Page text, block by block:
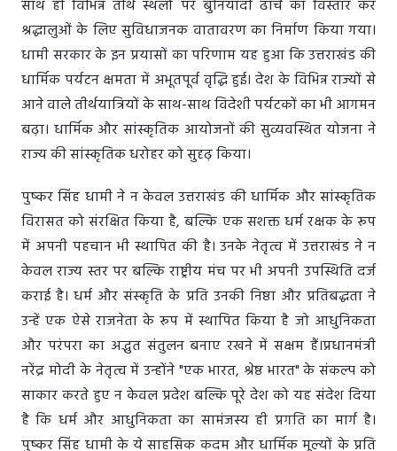
साथ ही विभिन्न तीर्थ स्थलों पर बुनियादी ढांचे का विस्तार कर
श्रद्धालुओं के लिए सुविधाजनक वातावरण का निर्माण किया गया।
धामी सरकार के इन प्रयासों का परिणाम यह हुआ कि उत्तराखंड की
धार्मिक पर्यटन क्षमता में अभूतपूर्व वृद्धि हुई। देश के विभिन्न राज्यों से
आने वाले तीर्थयात्रियों के साथ-साथ विदेशी पर्यटकों का भी आगमन
बढ़ा। धार्मिक और सांस्कृतिक आयोजनों की सुव्यवस्थित योजना ने
राज्य की सांस्कृतिक धरोहर को सुदृढ़ किया।
पुष्कर सिंह धामी ने न केवल उत्तराखंड की धार्मिक और सांस्कृतिक
विरासत को संरक्षित किया है, बल्कि एक सशक्त धर्म रक्षक के रूप
में अपनी पहचान भी स्थापित की है। उनके नेतृत्व में उत्तराखंड ने न
केवल राज्य स्तर पर बल्कि राष्ट्रीय मंच पर भी अपनी उपस्थिति दर्ज
कराई है। धर्म और संस्कृति के प्रति उनकी निष्ठा और प्रतिबद्धता ने
उन्हें एक ऐसे राजनेता के रूप में स्थापित किया है जो आधुनिकता
और परंपरा का अद्भुत संतुलन बनाए रखने में सक्षम हैं।प्रधानमंत्री
नरेंद्र मोदी के नेतृत्व में उन्होंने "एक भारत, श्रेष्ठ भारत" के संकल्प को
साकार करते हुए न केवल प्रदेश बल्कि पूरे देश को यह संदेश दिया
है कि धर्म और आधुनिकता का सामंजस्य ही प्रगति का मार्ग है।
पुष्कर सिंह धामी के ये साहसिक कदम और धार्मिक मूल्यों के प्रति